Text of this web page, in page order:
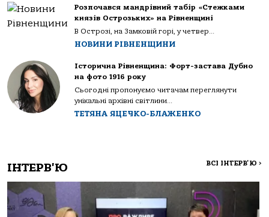
Розпочався мандрівний табір «Стежками
князів Острозьких» на Рівненщині
В Острозі, на Замковій горі, у четвер...
НОВИНИ РІВНЕНЩИНИ
Історична Рівненщина: Форт-застава Дубно
на фото 1916 року
Сьогодні пропонуємо читачам переглянути
унікальні архівні світлини...
ТЕТЯНА ЯЦЕЧКО-БЛАЖЕНКО
ІНТЕРВ'Ю ВСІ ІНТЕРВ'Ю >